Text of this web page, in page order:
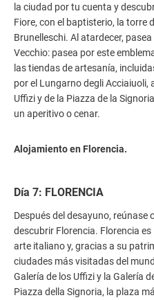
la ciudad por tu cuenta y
Fiore, con el baptisterio, la torre
Brunelleschi. Al atardecer,
Vecchio: pasea por este
las tiendas de artesanía,
por el Lungarno degli Acciaiuoli,
Uffizi y de la Piazza de la
un aperitivo o cenar.
Alojamiento en Florencia.
Día 7: FLORENCIA
Después del desayuno, reúnase
descubrir Florencia. Florencia
arte italiano y, gracias a su
ciudades más visitadas del
Galería de los Uffizi y la Galería
Piazza della Signoria, la plaza